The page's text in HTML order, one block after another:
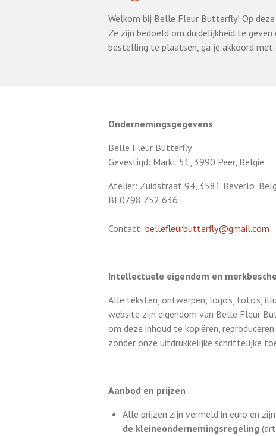
Welkom bij Belle Fleur Butterfly! Op
Ze zijn bedoeld om duidelijkheid te
bestelling te plaatsen, ga je akkoord met
Ondernemingsgegevens
Belle Fleur Butterfly
Gevestigd: Markt 51, 3990 Peer, België
Atelier: Zuidstraat 94, 3581 Beverlo,
BE0798 752 636
Contact: bellefleurbutterfly@gmail.com
Intellectuele eigendom en
Alle teksten, ontwerpen, logo’s, foto’s,
website zijn eigendom van Belle Fleur
om deze inhoud te kopiëren,
zonder onze uitdrukkelijke schriftelijke
Aanbod en prijzen
Alle prijzen zijn vermeld in euro en zijn
de kleineondernemingsregeling